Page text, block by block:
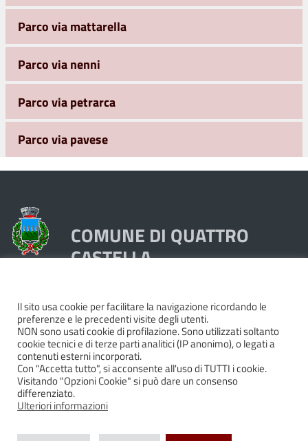
Parco via mattarella
Parco via nenni
Parco via petrarca
Parco via pavese
COMUNE DI QUATTRO
CASTELLA
Piazza Dante 1, 42020 Quattro Castella (RE)
Tel. 0522249211 - Fax 0522249298
Codice Fiscale e Partita Iva 00439250358
Pec:quattrocastella@cert.provincia.re.it
Codice IBAN IT74P0503466420000000044000
Codice BIC BAPPIT21479
Cookie policy|Privacy|Dichiarazione di accessibilità e
Il sito usa cookie per facilitare la navigazione ricordando le
preferenze e le precedenti visite degli utenti.
NON sono usati cookie di profilazione. Sono utilizzati soltanto
cookie tecnici e di terze parti analitici (IP anonimo), o legati a
contenuti esterni incorporati.
Con "Accetta tutto", si acconsente all'uso di TUTTI i cookie.
Visitando "Opzioni Cookie" si può dare un consenso
differenziato.
Ulteriori informazioni